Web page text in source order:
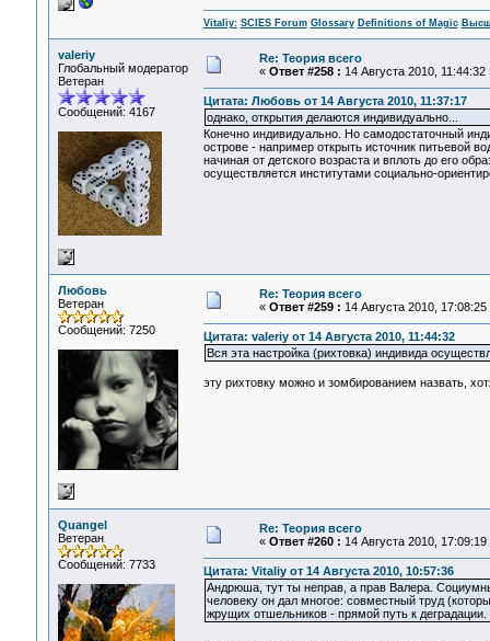
Vitaliy: SCIES Forum Glossary Definitions of Magic
valeriy
Глобальный модератор
Ветеран
Сообщений: 4167
Re: Теория всего
« Ответ #258 : 14 Августа 2010, 11:44:32
Цитата: Любовь от 14 Августа 2010, 11:37:17
однако, открытия делаются индивидуально...
Конечно индивидуально. Но самодостаточный
острове - например открыть источник питьевой
начиная от детского возраста и вплоть до его
осуществляется институтами социально-
Любовь
Ветеран
Сообщений: 7250
Re: Теория всего
« Ответ #259 : 14 Августа 2010, 17:08:25
Цитата: valeriy от 14 Августа 2010, 11:44:32
Вся эта настройка (рихтовка) индивида
эту рихтовку можно и зомбированием назвать,
Quangel
Ветеран
Сообщений: 7733
Re: Теория всего
« Ответ #260 : 14 Августа 2010, 17:09:19
Цитата: Vitaliy от 14 Августа 2010, 10:57:36
Андрюша, тут ты неправ, а прав Валера.
человеку он дал многое: совместный труд
жрущих отшельников - прямой путь к деградации.